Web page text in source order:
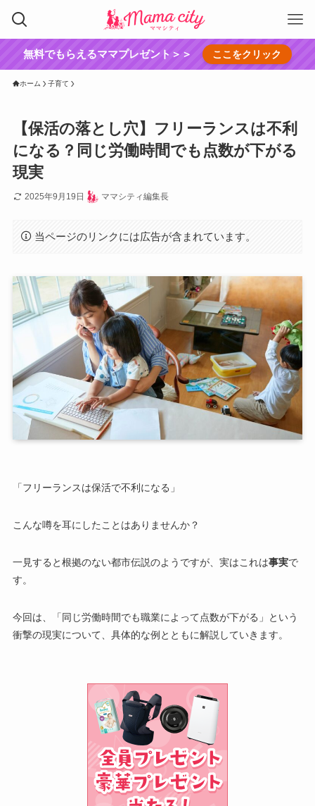
無料でもらえるママプレゼント＞＞ ここをクリック
ホーム 子育て
【保活の落とし穴】フリーランスは不利
になる？同じ労働時間でも点数が下がる
現実
2025年9月19日 ママシティ編集長
当ページのリンクには広告が含まれています。
「フリーランスは保活で不利になる」
こんな噂を耳にしたことはありませんか？
一見すると根拠のない都市伝説のようですが、実はこれは事実で
す。
今回は、「同じ労働時間でも職業によって点数が下がる」という
衝撃の現実について、具体的な例とともに解説していきます。